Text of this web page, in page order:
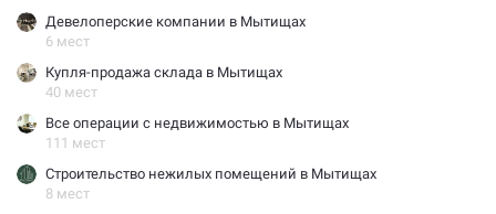
Девелоперские компании в Мытищах
6 мест
Купля-продажа склада в Мытищах
40 мест
Все операции с недвижимостью в Мытищах
111 мест
Строительство нежилых помещений в Мытищах
8 мест